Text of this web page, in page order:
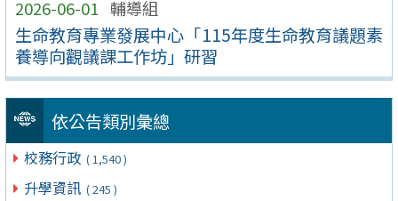
2026-06-01 輔導組
生命教育專業發展中心「115年度生命教育議題素
養導向觀議課工作坊」研習
依公告類別彙總
校務行政 ( 1,540 )
升學資訊 ( 245 )